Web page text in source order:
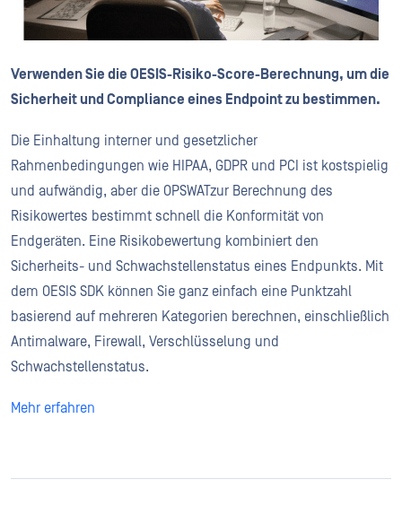
Verwenden Sie die OESIS-Risiko-Score-Berechnung, um die
Sicherheit und Compliance eines Endpoint zu bestimmen.
Die Einhaltung interner und gesetzlicher
Rahmenbedingungen wie HIPAA, GDPR und PCI ist kostspielig
und aufwändig, aber die OPSWATzur Berechnung des
Risikowertes bestimmt schnell die Konformität von
Endgeräten. Eine Risikobewertung kombiniert den
Sicherheits- und Schwachstellenstatus eines Endpunkts. Mit
dem OESIS SDK können Sie ganz einfach eine Punktzahl
basierend auf mehreren Kategorien berechnen, einschließlich
Antimalware, Firewall, Verschlüsselung und
Schwachstellenstatus.
Mehr erfahren